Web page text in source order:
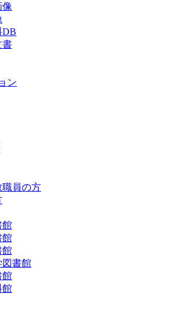
像
DB
書
ン
職員の方
館
館
館
図書館
館
館